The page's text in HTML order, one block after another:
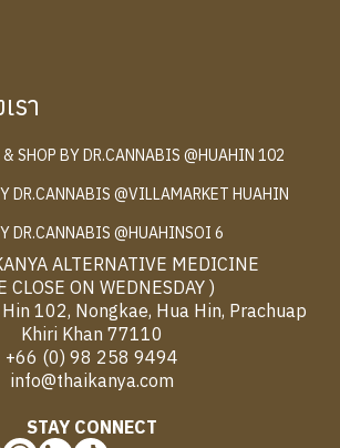
รา
SHOP BY DR.CANNABIS @HUAHIN 102
DR.CANNABIS @VILLAMARKET HUAHIN
DR.CANNABIS @HUAHINSOI 6
ALTERNATIVE MEDICINE
CLOSE ON WEDNESDAY )
102, Nongkae, Hua Hin, Prachuap
Khiri Khan 77110
+66 (0) 98 258 9494
info@thaikanya.com
STAY CONNECT